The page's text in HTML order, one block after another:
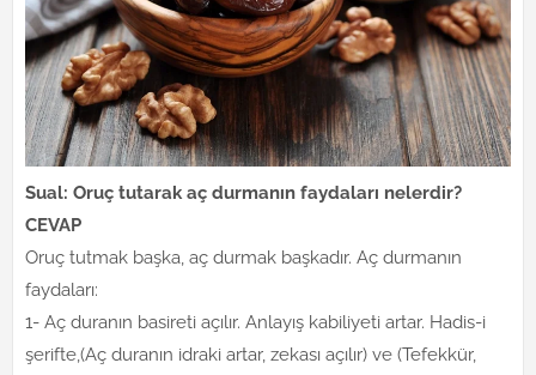
Sual: Oruç tutarak aç durmanın faydaları nelerdir?
CEVAP
Oruç tutmak başka, aç durmak başkadır. Aç durmanın
faydaları:
1- Aç duranın basireti açılır. Anlayış kabiliyeti artar. Hadis-i
şerifte,(Aç duranın idraki artar, zekası açılır) ve (Tefekkür,